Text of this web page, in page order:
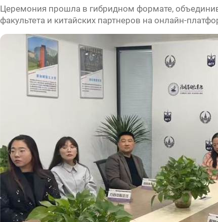
Церемония прошла в гибридном формате,
факультета и китайских партнеров на онлайн-